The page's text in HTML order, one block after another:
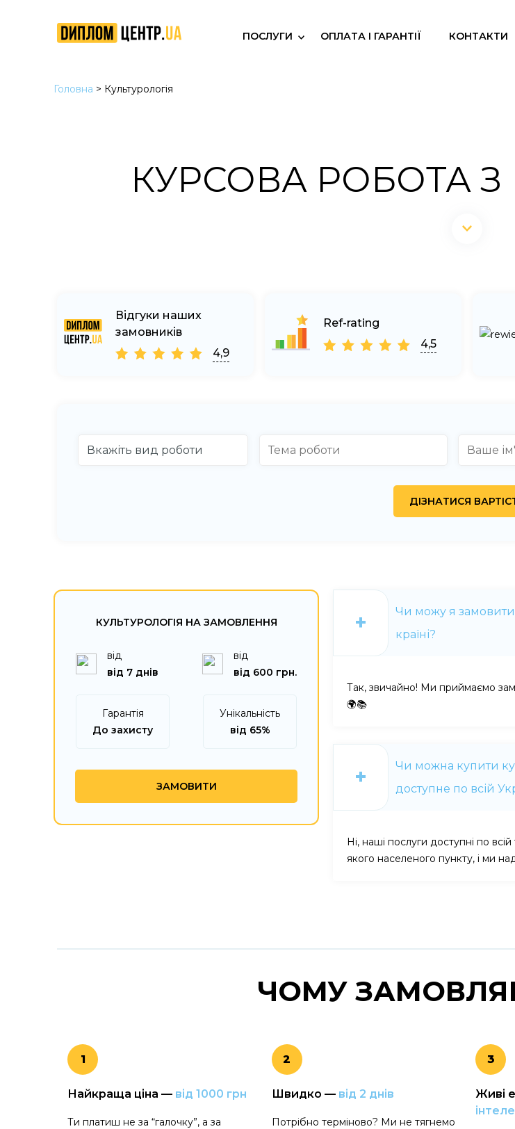
ПОСЛУГИ ОПЛАТА І ГАРАНТІЇ КОНТАКТИ
Головна > Культурологія
КУРСОВА РОБОТА З
Відгуки наших
замовників
4,9
Ref-rating
4,5
КУЛЬТУРОЛОГІЯ НА ЗАМОВЛЕННЯ
від
від 7 днів
від
від 600 грн.
Гарантія
До захисту
Унікальність
від 65%
ЗАМОВИТИ
Чи можу я замовити
країні?
Так, звичайно! Ми приймаємо
🌍📚
Чи можна купити
доступне по всій
Ні, наші послуги доступні по
якого населеного пункту, і ми
ЧОМУ
1
Найкраща ціна — від 1000 грн
Ти платиш не за “галочку”, а за
2
Швидко — від 2 днів
Потрібно терміново? Ми не тягнемо
3
Живі